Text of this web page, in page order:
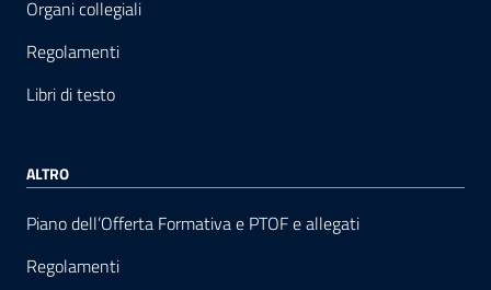
Organi collegiali
Regolamenti
Libri di testo
ALTRO
Piano dell’Offerta Formativa e PTOF e allegati
Regolamenti